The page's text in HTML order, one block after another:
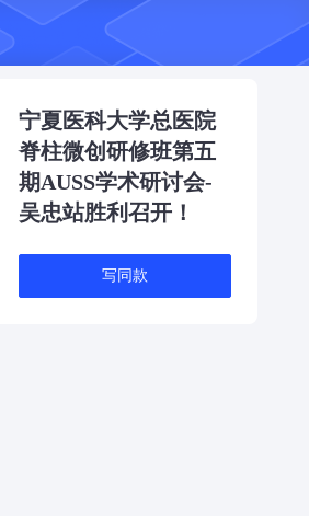
开心的校园 - Happy campus
宁夏医科大学总医院
脊柱微创研修班第五
期AUSS学术研讨会-
吴忠站胜利召开！
写同款